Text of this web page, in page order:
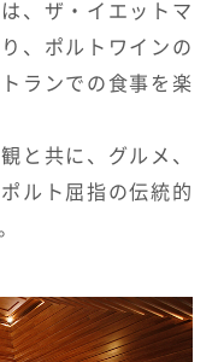
、ザ・イエットマ
、ポルトワインの
ランでの食事を楽
と共に、グルメ、
ルト屈指の伝統的